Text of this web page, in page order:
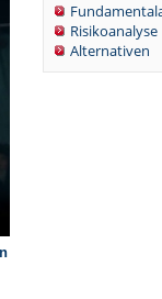
Risikoanalyse
Alternativen